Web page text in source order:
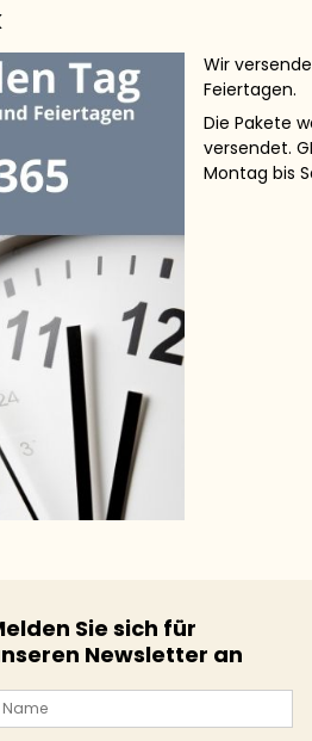
Wir
Feiertagen.
Die Pakete
versendet.
Montag bis
Sie sich für
Newsletter an